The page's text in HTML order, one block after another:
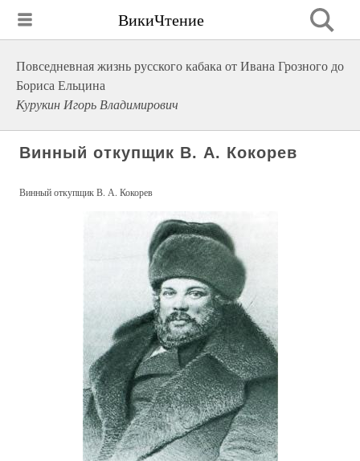
ВикиЧтение
Повседневная жизнь русского кабака от Ивана Грозного до
Бориса Ельцина
Курукин Игорь Владимирович
Винный откупщик В. А. Кокорев
Винный откупщик В. А. Кокорев